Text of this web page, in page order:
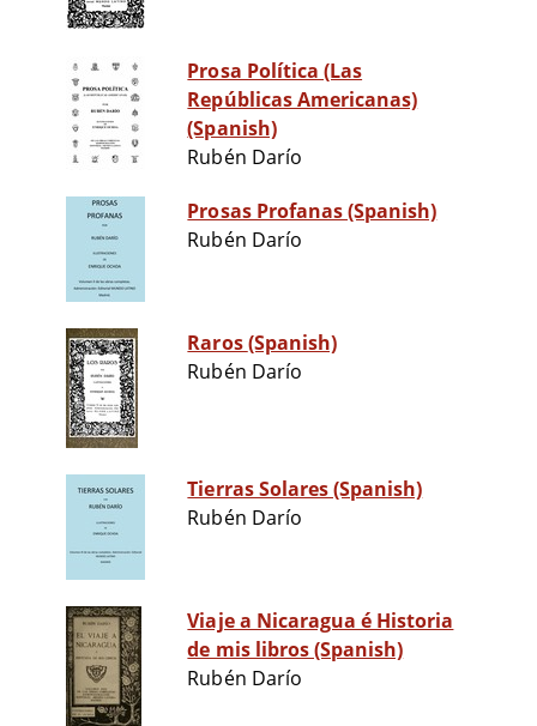
Prosa Política (Las
Repúblicas Americanas)
(Spanish)
Rubén Darío
Prosas Profanas (Spanish)
Rubén Darío
Raros (Spanish)
Rubén Darío
Tierras Solares (Spanish)
Rubén Darío
Viaje a Nicaragua é Historia
de mis libros (Spanish)
Rubén Darío